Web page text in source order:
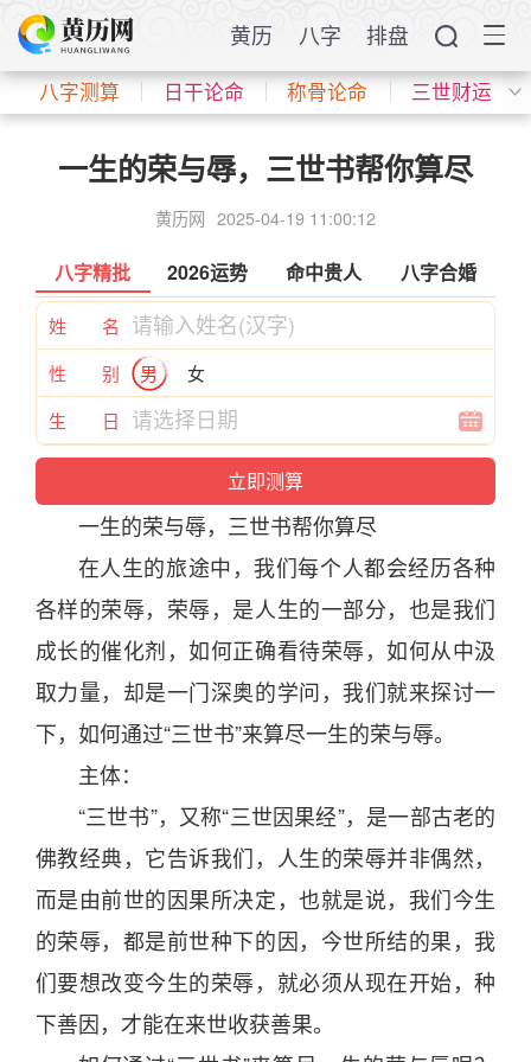
黄历 八字 排盘
八字测算 日干论命 称骨论命 三世财运
一生的荣与辱，三世书帮你算尽
黄历网 2025-04-19 11:00:12
八字精批 2026运势 命中贵人 八字合婚
姓 名
性 别
男
女
生 日
一生的荣与辱，三世书帮你算尽
在人生的旅途中，我们每个人都会经历各种
各样的荣辱，荣辱，是人生的一部分，也是我们
成长的催化剂，如何正确看待荣辱，如何从中汲
取力量，却是一门深奥的学问，我们就来探讨一
下，如何通过“三世书”来算尽一生的荣与辱。
主体：
“三世书”，又称“三世因果经”，是一部古老的
佛教经典，它告诉我们，人生的荣辱并非偶然，
而是由前世的因果所决定，也就是说，我们今生
的荣辱，都是前世种下的因，今世所结的果，我
们要想改变今生的荣辱，就必须从现在开始，种
下善因，才能在来世收获善果。